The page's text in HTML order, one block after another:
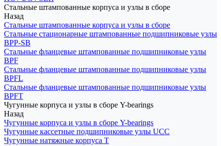
Стальные штампованные корпуса и узлы в сборе
Назад
Стальные штампованные корпуса и узлы в сборе
Стальные стационарные штампованные подшипниковые узлы
BPP-SB
Стальные фланцевые штампованные подшипниковые узлы
BPF
Стальные фланцевые штампованные подшипниковые узлы
BPFL
Стальные фланцевые штампованные подшипниковые узлы
BPFT
Чугунные корпуса и узлы в сборе Y-bearings
Назад
Чугунные корпуса и узлы в сборе Y-bearings
Чугунные кассетные подшипниковые узлы UCC
Чугунные натяжные корпуса T